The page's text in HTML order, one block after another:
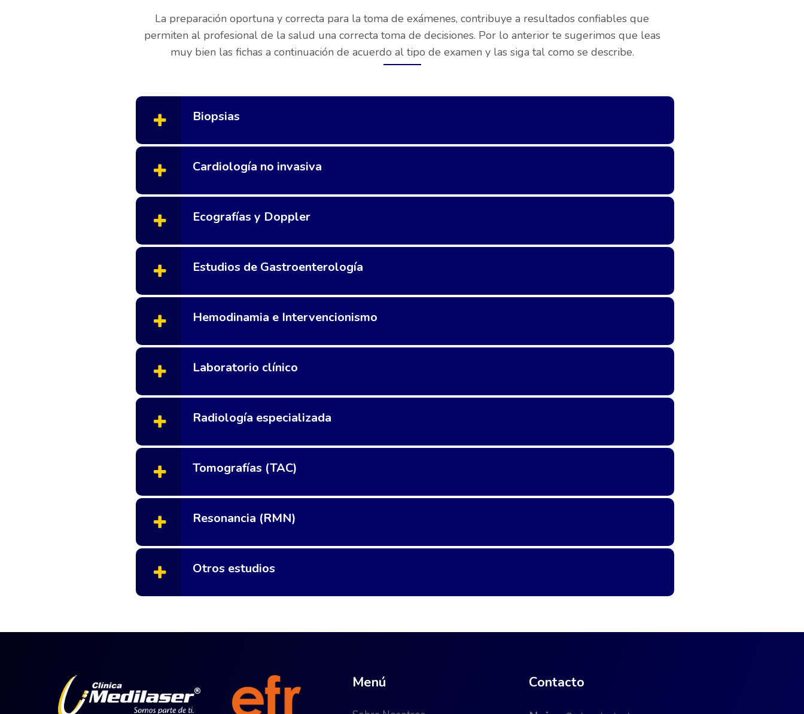
La preparación oportuna y correcta para la toma de exámenes, contribuye a resultados confiables que
permiten al profesional de la salud una correcta toma de decisiones. Por lo anterior te sugerimos que leas
muy bien las fichas a continuación de acuerdo al tipo de examen y las siga tal como se describe.
Biopsias
Cardiología no invasiva
Ecografías y Doppler
Estudios de Gastroenterología
Hemodinamia e Intervencionismo
Laboratorio clínico
Radiología especializada
Tomografías (TAC)
Resonancia (RMN)
Otros estudios
Menú Contacto